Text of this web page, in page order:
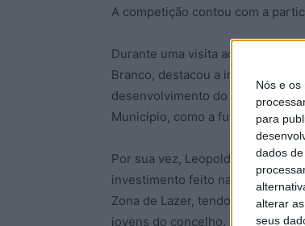
Nós e os
para
dados
alterar
seus
A competição contou com a
Durante uma visita ao espaço,
Branco, destacou a importância
desenvolvimento do Futebol no
Município, como a futuro
Por sua vez, Leopoldo
investimento feito na
Zona de Lazer, tendo como
jovens do concelho.